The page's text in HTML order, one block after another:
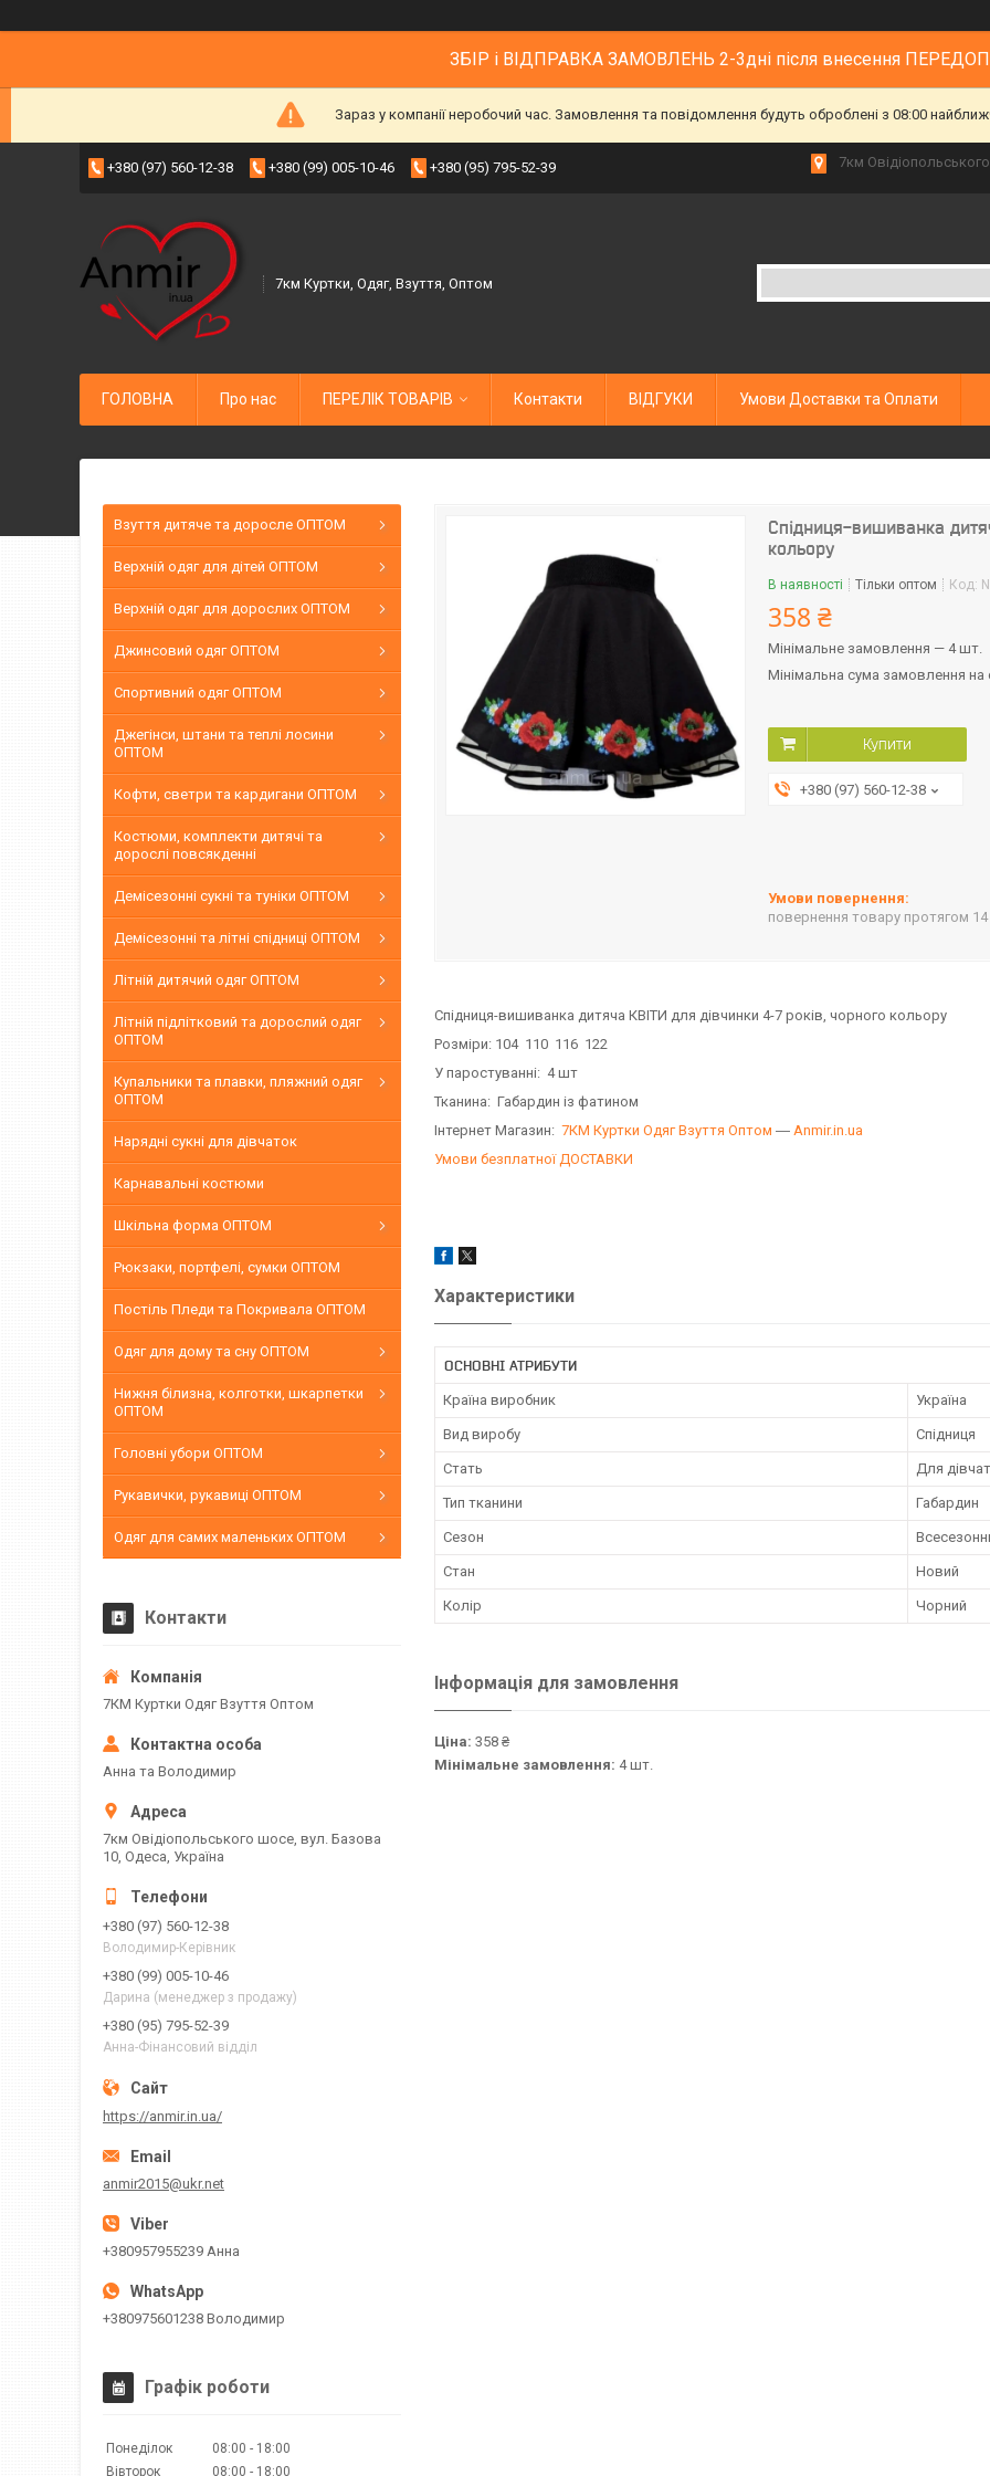
ЗБІР і ВІДПРАВКА ЗАМОВЛЕНЬ 2-3дні після внесення
Зараз у компанії неробочий час. Замовлення та повідомлення будуть оброблені з 08:00
+380 (97) 560-12-38 +380 (99) 005-10-46 +380 (95) 795-52-39 7км
7км Куртки, Одяг, Взуття, Оптом
ГОЛОВНА Про нас ПЕРЕЛІК ТОВАРІВ Контакти ВІДГУКИ Умови Доставки та Оплати
Спідниця-вишиванка
кольору
В наявності Тільки оптом Код:
358 ₴
Мінімальне замовлення — 4 шт.
Мінімальна сума замовлення на
Купити
+380 (97) 560-12-38
повернення товару протягом
Спідниця-вишиванка дитяча КВІТИ для дівчинки 4-7 років, чорного кольору
Розміри: 104 110 116 122
У паростуванні: 4 шт
Тканина: Габардин із фатином
Інтернет Магазин: 7КМ Куртки Одяг Взуття Оптом ― Anmir.in.ua
Умови безплатної ДОСТАВКИ
Характеристики
ОСНОВНІ АТРИБУТИ
Країна виробник Україна
Вид виробу Спідниця
Стать Для
Тип тканини Габардин
Сезон
Стан Новий
Колір Чорний
Інформація для замовлення
Ціна: 358 ₴
Мінімальне замовлення: 4 шт.
Взуття дитяче та доросле ОПТОМ
Верхній одяг для дітей ОПТОМ
Верхній одяг для дорослих ОПТОМ
Джинсовий одяг ОПТОМ
Спортивний одяг ОПТОМ
Джегінси, штани та теплі лосини
ОПТОМ
Кофти, светри та кардигани ОПТОМ
Костюми, комплекти дитячі та
дорослі повсякденні
Демісезонні сукні та туніки ОПТОМ
Демісезонні та літні спідниці ОПТОМ
Літній дитячий одяг ОПТОМ
Літній підлітковий та дорослий одяг
ОПТОМ
Купальники та плавки, пляжний одяг
ОПТОМ
Нарядні сукні для дівчаток
Карнавальні костюми
Шкільна форма ОПТОМ
Рюкзаки, портфелі, сумки ОПТОМ
Постіль Пледи та Покривала ОПТОМ
Одяг для дому та сну ОПТОМ
Нижня білизна, колготки, шкарпетки
ОПТОМ
Головні убори ОПТОМ
Рукавички, рукавиці ОПТОМ
Одяг для самих маленьких ОПТОМ
Контакти
7КМ Куртки Одяг Взуття Оптом
Анна та Володимир
7км Овідіопольського шосе, вул. Базова
10, Одеса, Україна
+380 (97) 560-12-38
Володимир-Керівник
+380 (99) 005-10-46
Дарина (менеджер з продажу)
+380 (95) 795-52-39
Анна-Фінансовий відділ
https://anmir.in.ua/
anmir2015@ukr.net
+380957955239 Анна
+380975601238 Володимир
Графік роботи
Понеділок 08:00
18:00
Вівторок
08:00 18:00